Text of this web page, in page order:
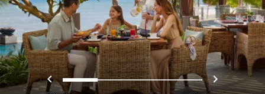
Sebelumnya
0 1 2 3